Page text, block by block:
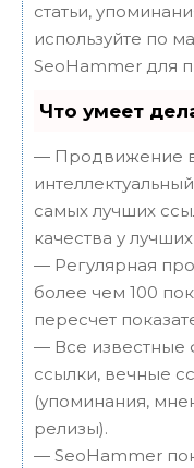
статьи,
используйте по
SeoHammer для
Что умеет
— Продвижение
самых лучших
качества у
— Регулярная
более чем 100
пересчет
— Все известные
ссылки, вечные
(упоминания,
релизы).
— SeoHammer